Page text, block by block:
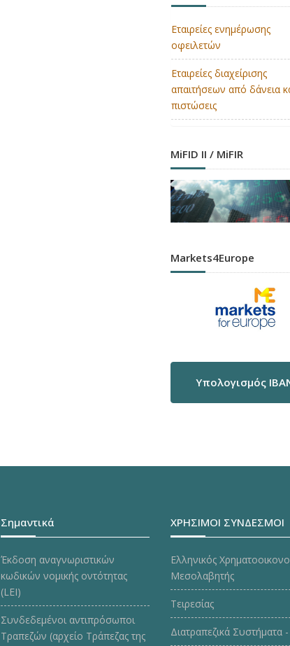
Εταιρείες ενημέρωσης
οφειλετών
Εταιρείες διαχείρισης
απαιτήσεων από δάνεια
πιστώσεις
MiFID II / MiFIR
Markets4Europe
Υπολογισμός
Σημαντικά
Έκδοση αναγνωριστικών
κωδικών νομικής οντότητας
(LEI)
Συνδεδεμένοι αντιπρόσωποι
Τραπεζών (αρχείο Τράπεζας της
ΧΡΗΣΙΜΟΙ ΣΥΝΔΕΣΜΟΙ
Ελληνικός
Μεσολαβητής
Τειρεσίας
Διατραπεζικά Συστήματα